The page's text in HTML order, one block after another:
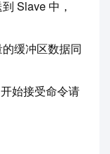
Slave 中，
缓冲区数据同
始接受命令请